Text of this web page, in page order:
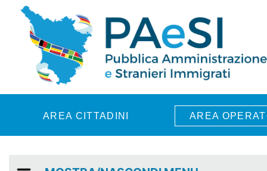
Skip to main content
AREA CITTADINI AREA